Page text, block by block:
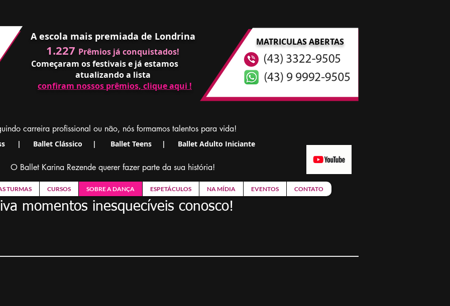
A escola mais premiada de Londrina
1.227 Prêmios já conquistados!
Começaram os festivais e já estamos
atualizando a lista
confiram nossos prêmios, clique aqui !
MATRICULAS ABERTAS
carreira profissional ou não, nós formamos talentos para vida!
| Ballet Clássico | Ballet Teens | Ballet Adulto Iniciante
O Ballet Karina Rezende querer fazer parte da sua história!
TURMAS CURSOS SOBRE A DANÇA ESPETÁCULOS NA MÍDIA EVENTOS CONTATO
momentos inesquecíveis conosco!